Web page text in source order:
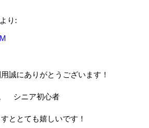
より:
誠にありがとうございます！
シニア初心者
ととても嬉しいです！